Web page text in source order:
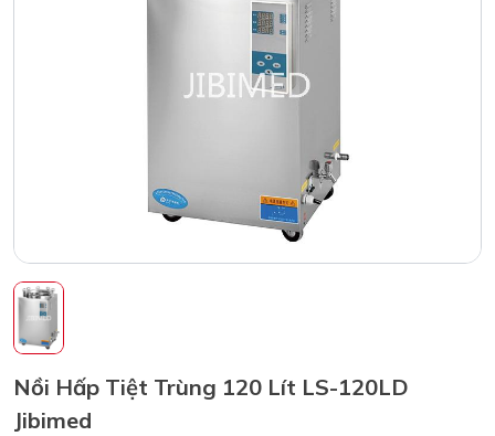
Nồi Hấp Tiệt Trùng 120 Lít LS-120LD
Jibimed